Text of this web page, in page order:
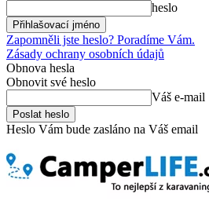
heslo
Zapomněli jste heslo? Poradíme Vám.
Zásady ochrany osobních údajů
Obnova hesla
Obnovit své heslo
Váš e-mail
Heslo Vám bude zasláno na Váš email